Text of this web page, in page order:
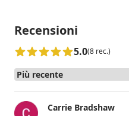
Recensioni
5.0(8 rec.)
Carrie Bradshaw